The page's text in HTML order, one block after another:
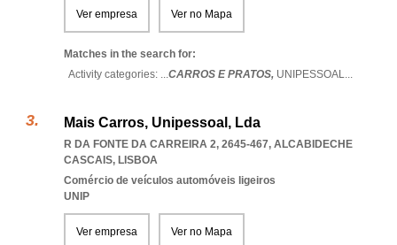
Ver empresa Ver no Mapa
Matches in the search for:
Activity categories: ...CARROS E PRATOS, UNIPESSOAL...
Mais Carros, Unipessoal, Lda
R DA FONTE DA CARREIRA 2, 2645-467, ALCABIDECHE
CASCAIS, LISBOA
Comércio de veículos automóveis ligeiros
UNIP
Ver empresa Ver no Mapa